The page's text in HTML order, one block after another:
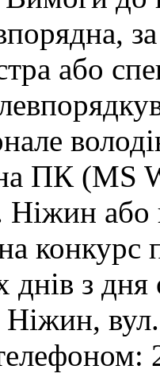
або
ПК (MS
або
конкурс
днів з